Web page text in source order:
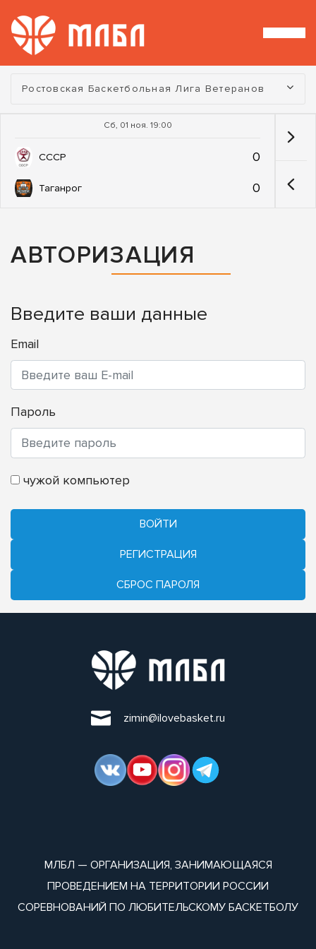
Турнир:
Ростовская Баскетбольная Лига Ветеранов
Сб, 01 ноя. 19:00
СССР 0
Таганрог 0
АВТОРИЗАЦИЯ
Введите ваши данные
Email
Пароль
чужой компьютер
ВОЙТИ
РЕГИСТРАЦИЯ
CБРОС ПАРОЛЯ
zimin@ilovebasket.ru
МЛБЛ — ОРГАНИЗАЦИЯ, ЗАНИМАЮЩАЯСЯ
ПРОВЕДЕНИЕМ НА ТЕРРИТОРИИ РОССИИ
СОРЕВНОВАНИЙ ПО ЛЮБИТЕЛЬСКОМУ БАСКЕТБОЛУ